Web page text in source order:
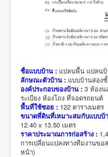
ชื่อแบบบ้าน : แปลนพื้น แปลนบ้
ลักษณะตัวบ้าน : แบบบ้านสอง
องค์ประกอบของบ้าน : 3 ห้องน
ระเบียง ห้องโถง ที่จอดรถยนต์
พื้นที่ใช้ซอย : 122 ตารางเมตร
ขนาดที่ดินที่เหมาะสมกับแบบบ้
12.40 x 13.50 เมตร
ราคาประมาณการก่อสร้าง :
การเปลี่ยนแปลงทางทีมงานข
หน้า)